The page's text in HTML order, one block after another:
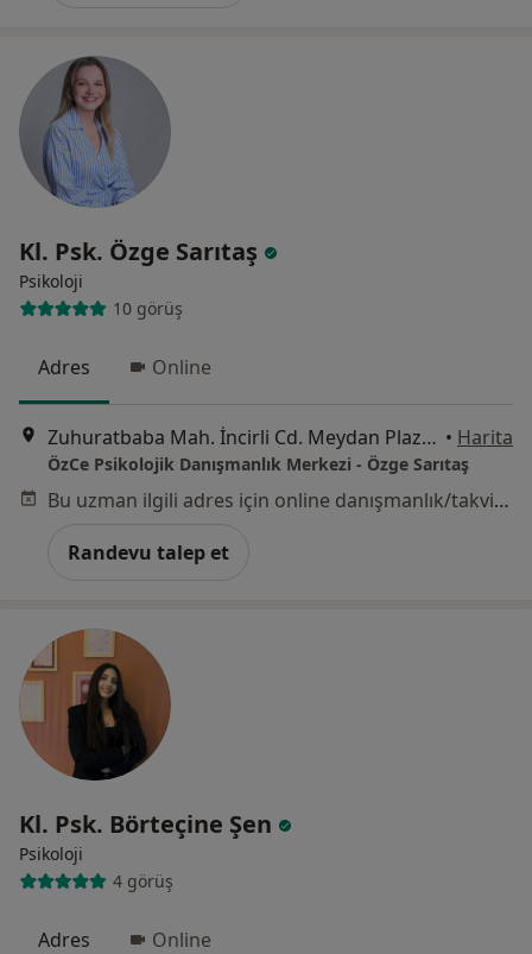
Kl. Psk. Özge Sarıtaş
Psikoloji
10 görüş
Adres Online
Zuhuratbaba Mah. İncirli Cd. Meydan Plaza No:17 Kat:2 Daire:10, Bakırköy • Harita
ÖzCe Psikolojik Danışmanlık Merkezi - Özge Sarıtaş
Bu uzman ilgili adres için online danışmanlık/takvim sunmuyor.
Randevu talep et
Kl. Psk. Börteçine Şen
Psikoloji
4 görüş
Adres Online